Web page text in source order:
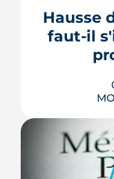
nuits d'été,
distinguent
secteur
Hausse
faut-il
La Banque